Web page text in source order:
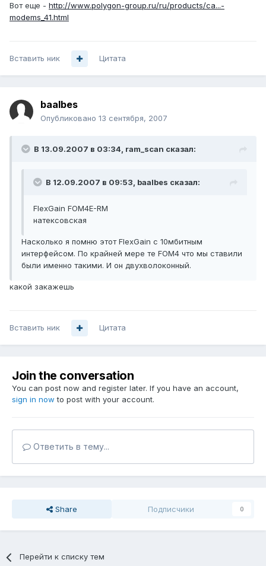
Вот еще - http://www.polygon-group.ru/ru/products/ca...-
modems_41.html
Вставить ник Цитата
baalbes
Опубликовано 13 сентября, 2007
В 13.09.2007 в 03:34, ram_scan сказал:
В 12.09.2007 в 09:53, baalbes сказал:
FlexGain FOM4E-RM
натексовская
Насколько я помню этот FlexGain с 10мбитным
интерфейсом. По крайней мере те FOM4 что мы ставили
были именно такими. И он двухволоконный.
какой закажешь
Вставить ник Цитата
Join the conversation
You can post now and register later. If you have an account,
sign in now to post with your account.
Ответить в тему...
Share Подписчики 0
Перейти к списку тем